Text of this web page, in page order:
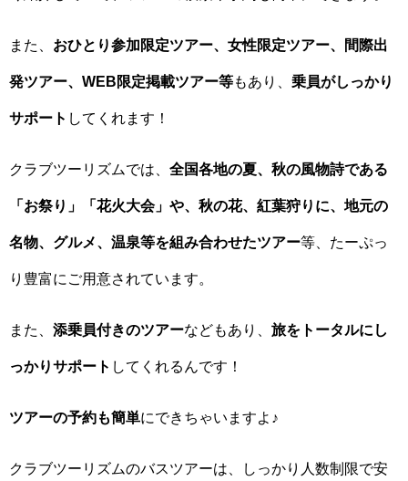
また、 おひとり参加限定ツアー、女性限定ツアー、間際出
発ツアー、WEB限定掲載ツアー等もあり、 乗員がしっかり
サポート してくれます！
クラブツーリズムでは、 全国各地の夏、秋の風物詩である
「お祭り」「花火大会」や、秋の花、紅葉狩りに、地元の
名物、グルメ、温泉等を組み合わせたツアー等、たーぷっ
り豊富にご用意されています。
また、 添乗員付きのツアーなどもあり、 旅をトータルにし
っかりサポート してくれるんです！
ツアーの予約も簡単にできちゃいますよ♪
クラブツーリズムのバスツアーは、しっかり人数制限で安